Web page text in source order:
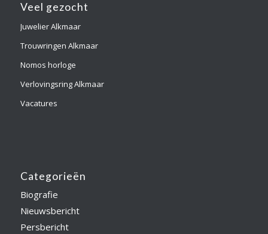
Veel gezocht
Juwelier Alkmaar
Trouwringen Alkmaar
Nomos horloge
Verlovingsring Alkmaar
Vacatures
Categorieën
Biografie
Nieuwsbericht
Persbericht